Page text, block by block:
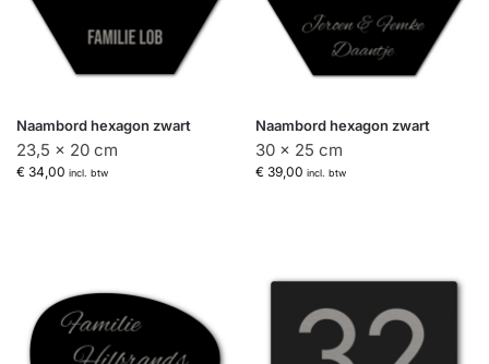
Naambord hexagon zwart
23,5 x 20 cm
€ 34,00 incl. btw
Naambord hexagon zwart
30 x 25 cm
€ 39,00 incl. btw